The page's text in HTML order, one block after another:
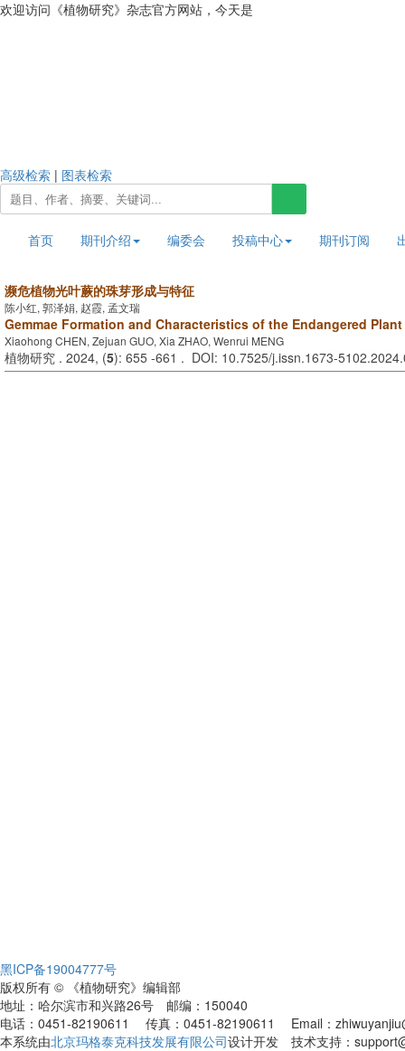
欢迎访问《植物研究》杂志官方网站，今天是
高级检索 | 图表检索
首页 期刊介绍 编委会 投稿中心 期刊订阅
濒危植物光叶蕨的珠芽形成与特征
陈小红, 郭泽娟, 赵霞, 孟文瑞
Gemmae Formation and Characteristics of the Endangered Plant
Xiaohong CHEN, Zejuan GUO, Xia ZHAO, Wenrui MENG
植物研究 . 2024, (5): 655 -661 . DOI: 10.7525/j.issn.1673-
黑ICP备19004777号
版权所有 © 《植物研究》编辑部
地址：哈尔滨市和兴路26号 邮编：150040
电话：0451-82190611 传真：0451-82190611 Email：
本系统由北京玛格泰克科技发展有限公司设计开发 技术支持：